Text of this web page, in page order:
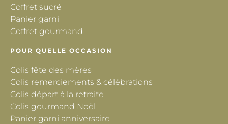
Coffret sucré
Panier garni
Coffret gourmand
POUR QUELLE OCCASION
Colis fête des mères
Colis remerciements & célébrations
Colis départ à la retraite
Colis gourmand Noël
Panier garni anniversaire